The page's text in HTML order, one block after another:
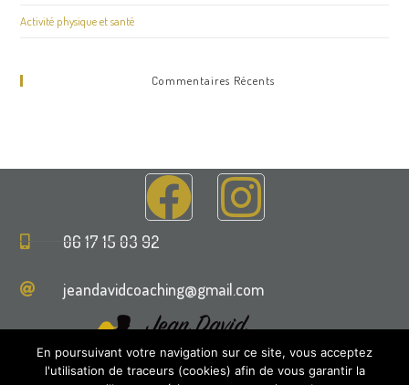
Activité physique et santé
Commentaires Récents
06 17 15 03 92
jeandavidcoaching@gmail.com
En poursuivant votre navigation sur ce site, vous acceptez
l'utilisation de traceurs (cookies) afin de vous garantir la